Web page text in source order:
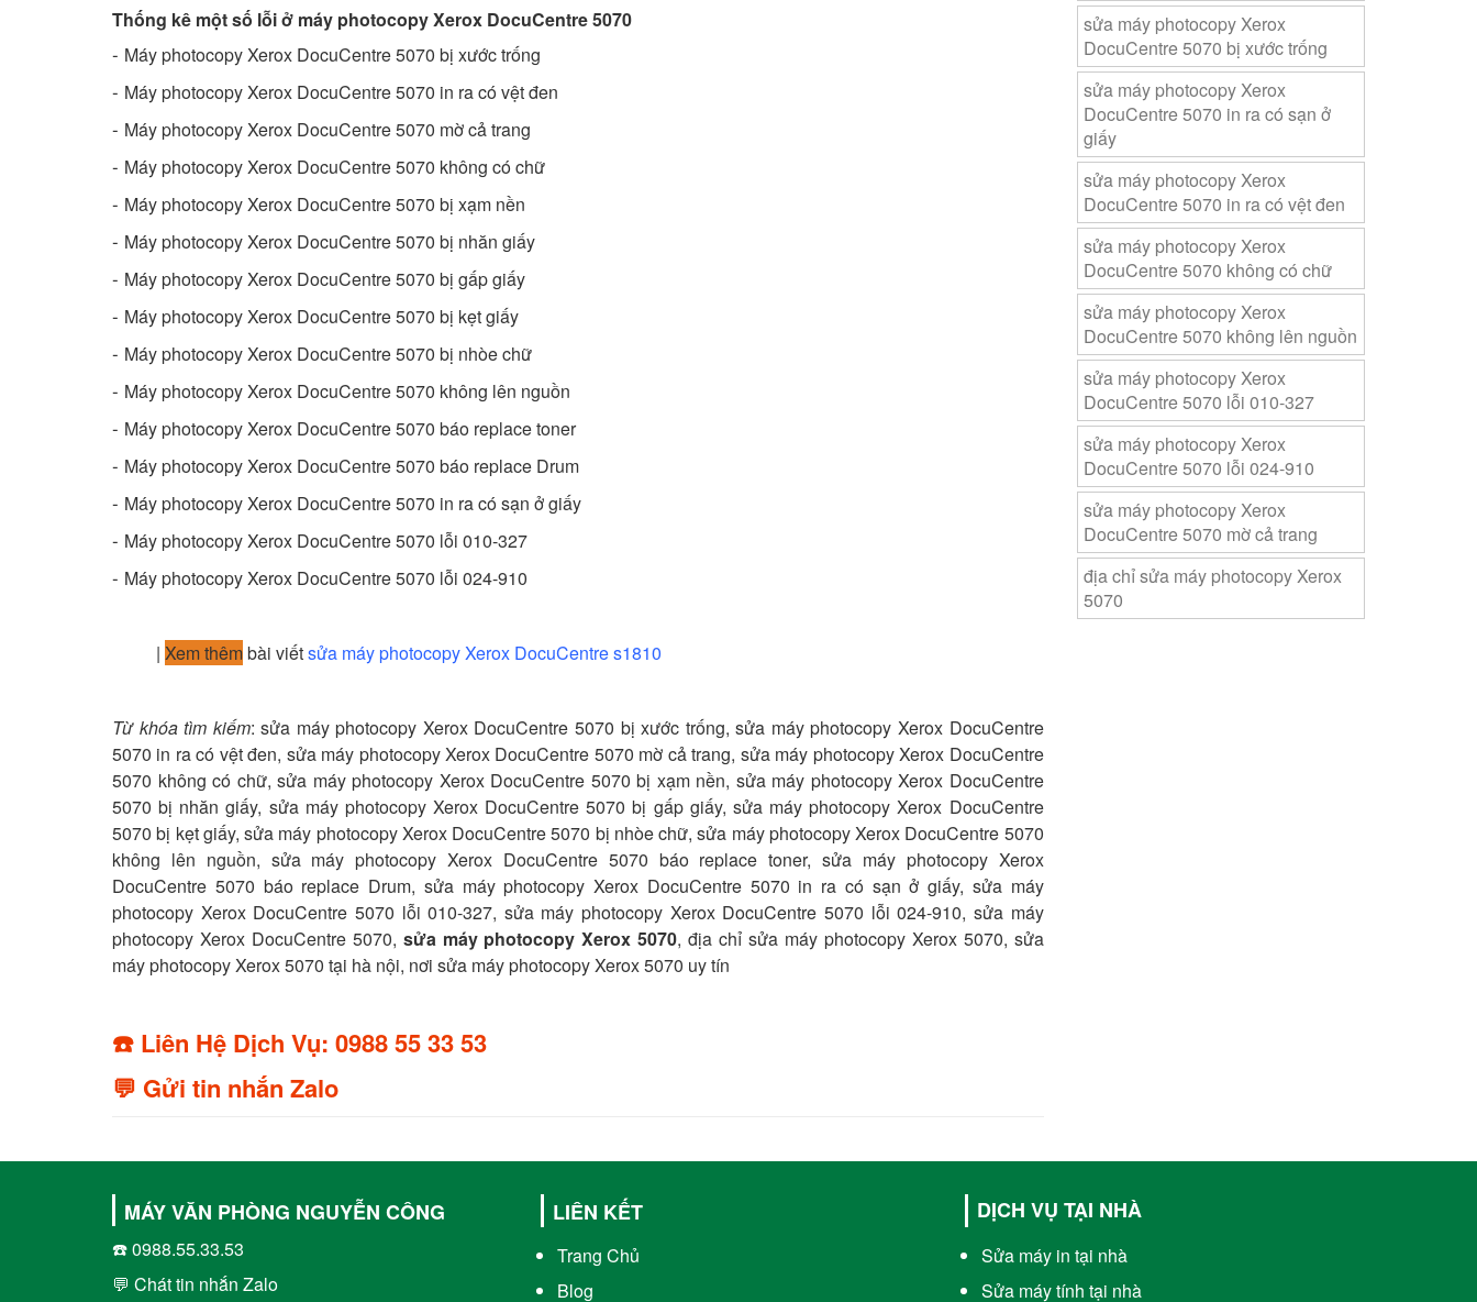
Thống kê một số lỗi ở máy photocopy Xerox DocuCentre 5070
- Máy photocopy Xerox DocuCentre 5070 bị xước trống
- Máy photocopy Xerox DocuCentre 5070 in ra có vệt đen
- Máy photocopy Xerox DocuCentre 5070 mờ cả trang
- Máy photocopy Xerox DocuCentre 5070 không có chữ
- Máy photocopy Xerox DocuCentre 5070 bị xạm nền
- Máy photocopy Xerox DocuCentre 5070 bị nhăn giấy
- Máy photocopy Xerox DocuCentre 5070 bị gấp giấy
- Máy photocopy Xerox DocuCentre 5070 bị kẹt giấy
- Máy photocopy Xerox DocuCentre 5070 bị nhòe chữ
- Máy photocopy Xerox DocuCentre 5070 không lên nguồn
- Máy photocopy Xerox DocuCentre 5070 báo replace toner
- Máy photocopy Xerox DocuCentre 5070 báo replace Drum
- Máy photocopy Xerox DocuCentre 5070 in ra có sạn ở giấy
- Máy photocopy Xerox DocuCentre 5070 lỗi 010-327
- Máy photocopy Xerox DocuCentre 5070 lỗi 024-910
| Xem thêmbài viếtsửa máy photocopy Xerox DocuCentre s1810
Từ khóa tìm kiếm: sửa máy photocopy Xerox DocuCentre 5070 bị xước trống, sửa máy photocopy Xerox DocuCentre
5070 in ra có vệt đen, sửa máy photocopy Xerox DocuCentre 5070 mờ cả trang, sửa máy photocopy Xerox DocuCentre
5070 không có chữ, sửa máy photocopy Xerox DocuCentre 5070 bị xạm nền, sửa máy photocopy Xerox DocuCentre
5070 bị nhăn giấy, sửa máy photocopy Xerox DocuCentre 5070 bị gấp giấy, sửa máy photocopy Xerox DocuCentre
5070 bị kẹt giấy, sửa máy photocopy Xerox DocuCentre 5070 bị nhòe chữ,sửa máy photocopy Xerox DocuCentre 5070
không lên nguồn, sửa máy photocopy Xerox DocuCentre 5070 báo replace toner, sửa máy photocopy Xerox
DocuCentre 5070 báo replace Drum, sửa máy photocopy Xerox DocuCentre 5070 in ra có sạn ở giấy, sửa máy
photocopy Xerox DocuCentre 5070 lỗi 010-327, sửa máy photocopy Xerox DocuCentre 5070 lỗi 024-910, sửa máy
photocopy Xerox DocuCentre 5070, sửa máy photocopy Xerox 5070, địa chỉ sửa máy photocopy Xerox 5070, sửa
máy photocopy Xerox 5070 tại hà nội, nơi sửa máy photocopy Xerox 5070 uy tín
☎️ Liên Hệ Dịch Vụ: 0988 55 33 53
💬 Gửi tin nhắn Zalo
sửa máy photocopy Xerox
DocuCentre 5070 bị xước trống
sửa máy photocopy Xerox
DocuCentre 5070 in ra có sạn ở
giấy
sửa máy photocopy Xerox
DocuCentre 5070 in ra có vệt đen
sửa máy photocopy Xerox
DocuCentre 5070 không có chữ
sửa máy photocopy Xerox
DocuCentre 5070 không lên nguồn
sửa máy photocopy Xerox
DocuCentre 5070 lỗi 010-327
sửa máy photocopy Xerox
DocuCentre 5070 lỗi 024-910
sửa máy photocopy Xerox
DocuCentre 5070 mờ cả trang
địa chỉ sửa máy photocopy Xerox
5070
MÁY VĂN PHÒNG NGUYỄN CÔNG
☎️ 0988.55.33.53
💬 Chát tin nhắn Zalo
LIÊN KẾT
Trang Chủ
Blog
DỊCH VỤ TẠI NHÀ
Sửa máy in tại nhà
Sửa máy tính tại nhà